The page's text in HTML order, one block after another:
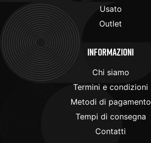
Usato
Outlet
Informazioni
Chi siamo
Termini e condizioni
Metodi di pagamento
Tempi di consegna
Contatti